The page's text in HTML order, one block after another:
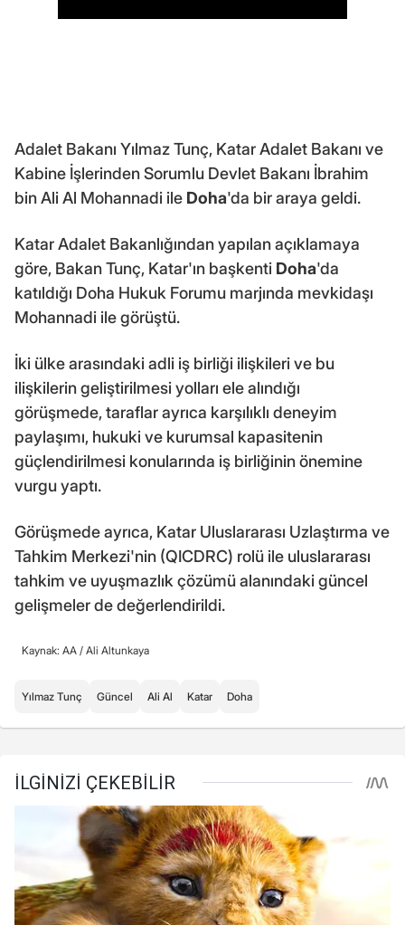
Adalet Bakanı Yılmaz Tunç, Katar Adalet Bakanı ve
Kabine İşlerinden Sorumlu Devlet Bakanı İbrahim
bin Ali Al Mohannadi ile Doha'da bir araya geldi.
Katar Adalet Bakanlığından yapılan açıklamaya
göre, Bakan Tunç, Katar'ın başkenti Doha'da
katıldığı Doha Hukuk Forumu marjında mevkidaşı
Mohannadi ile görüştü.
İki ülke arasındaki adli iş birliği ilişkileri ve bu
ilişkilerin geliştirilmesi yolları ele alındığı
görüşmede, taraflar ayrıca karşılıklı deneyim
paylaşımı, hukuki ve kurumsal kapasitenin
güçlendirilmesi konularında iş birliğinin önemine
vurgu yaptı.
Görüşmede ayrıca, Katar Uluslararası Uzlaştırma ve
Tahkim Merkezi'nin (QICDRC) rolü ile uluslararası
tahkim ve uyuşmazlık çözümü alanındaki güncel
gelişmeler de değerlendirildi.
Kaynak: AA / Ali Altunkaya
Yılmaz Tunç Güncel Ali Al Katar Doha